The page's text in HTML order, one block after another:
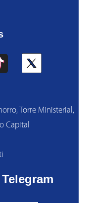
Torre Ministerial,
Capital